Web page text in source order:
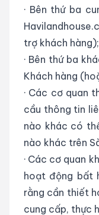
· Bên thứ ba
trợ khách hàng);
· Bên thứ ba
Khách hàng
· Các cơ quan
cầu thông tin
nào khác có
nào khác trên
· Các cơ quan
hoạt động bất
rằng cần thiết
cung cấp, thực